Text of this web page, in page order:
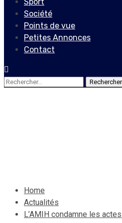
Société
Points de vue
Petites Annonces
Contact
Rechercher :
Home
Actualités
L’AMIH condamne les